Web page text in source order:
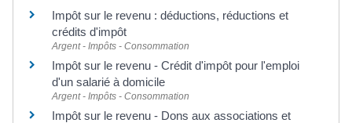
Impôt sur le revenu : déductions, réductions et
crédits d'impôt
Argent - Impôts - Consommation
Impôt sur le revenu - Crédit d'impôt pour l'emploi
d'un salarié à domicile
Argent - Impôts - Consommation
Impôt sur le revenu - Dons aux associations et